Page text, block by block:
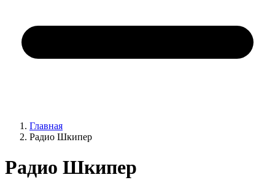
Главная
Радио Шкипер
Радио Шкипер